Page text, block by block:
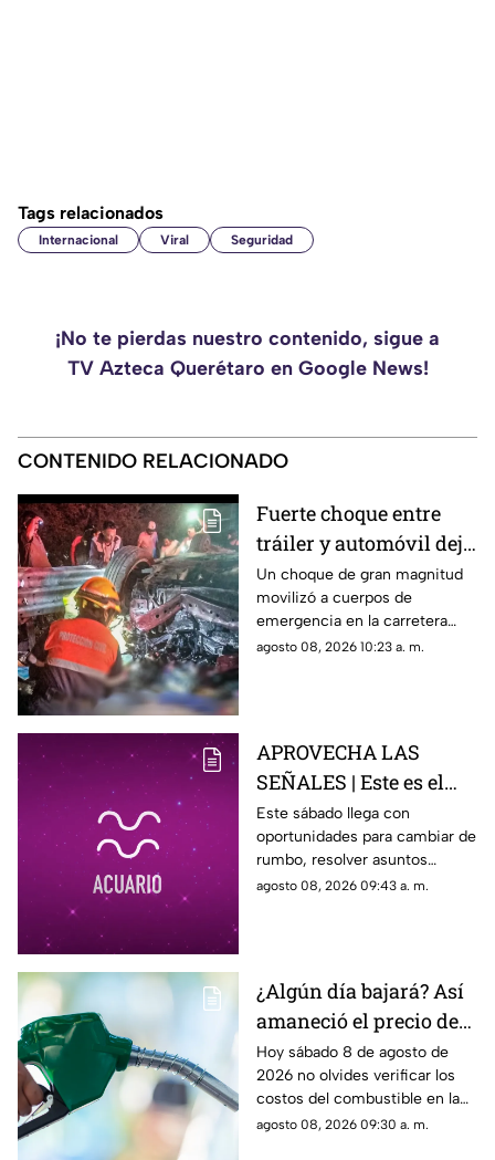
Tags relacionados
Internacional Viral Seguridad
¡No te pierdas nuestro contenido, sigue a
TV Azteca Querétaro en Google News!
CONTENIDO RELACIONADO
Fuerte choque entre
tráiler y automóvil deja
un auto destrozado y
víctimas m0rt4les en la
Irapuato Salamanca
Un choque de gran magnitud
movilizó a cuerpos de
emergencia en la carretera
Irapuato-Salamanca, donde
agosto 08, 2026 10:23 a. m.
APROVECHA LAS
SEÑALES | Este es el
horóscopo de hoy
sábado 8 de agosto
Este sábado llega con
oportunidades para cambiar de
rumbo, resolver asuntos
pendientes y prestar atención
agosto 08, 2026 09:43 a. m.
¿Algún día bajará? Así
amaneció el precio de
la gasolina HOY en
Querétaro
Hoy sábado 8 de agosto de
2026 no olvides verificar los
costos del combustible en la
entidad queretana
agosto 08, 2026 09:30 a. m.